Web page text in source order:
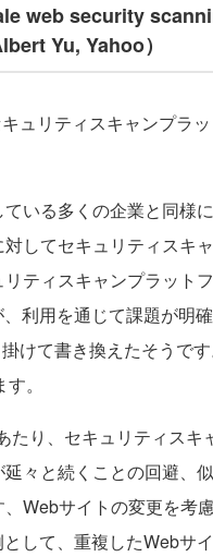
web security
Yu, Yahoo）
ュリティスキャンプラ
いる多くの企業と同様
してセキュリティスキ
ティスキャンプラット
利用を通じて課題が明
けて書き換えたそうで
。
り、セキュリティスキ
々と続くことの回避、
Webサイトの変更を考
して、重複したWebサ